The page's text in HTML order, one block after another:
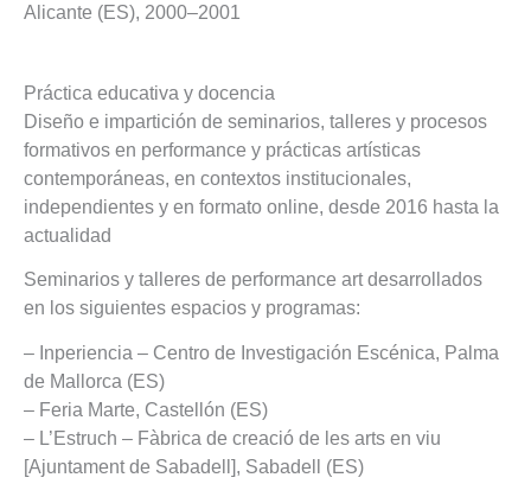
Alicante (ES), 2000–2001
Práctica educativa y docencia
Diseño e impartición de seminarios, talleres y procesos
formativos en performance y prácticas artísticas
contemporáneas, en contextos institucionales,
independientes y en formato online, desde 2016 hasta la
actualidad
Seminarios y talleres de performance art desarrollados
en los siguientes espacios y programas:
– Inperiencia – Centro de Investigación Escénica, Palma
de Mallorca (ES)
– Feria Marte, Castellón (ES)
– L’Estruch – Fàbrica de creació de les arts en viu
[Ajuntament de Sabadell], Sabadell (ES)